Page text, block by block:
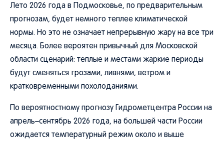
Лето 2026 года в Подмосковье, по предварительным
прогнозам, будет немного теплее климатической
нормы. Но это не означает непрерывную жару на все три
месяца. Более вероятен привычный для Московской
области сценарий: теплые и местами жаркие периоды
будут сменяться грозами, ливнями, ветром и
кратковременными похолоданиями.
По вероятностному прогнозу Гидрометцентра России на
апрель–сентябрь 2026 года, на большей части России
ожидается температурный режим около и выше